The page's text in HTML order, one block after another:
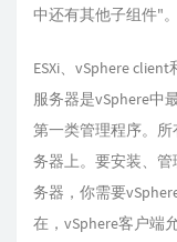
中还有其他子组件"。
ESXi、vSphere
服务器是vSphere中
第一类管理程序。所
务器上。要安装、管
务器，你需要
在，vSphere客户端